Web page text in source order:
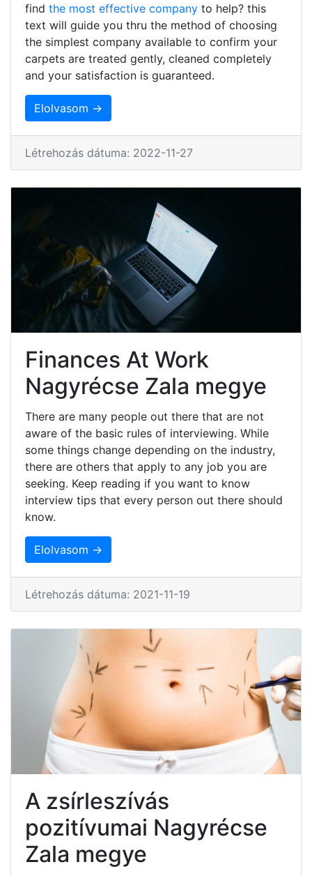
find the most effective company to help? this
text will guide you thru the method of choosing
the simplest company available to confirm your
carpets are treated gently, cleaned completely
and your satisfaction is guaranteed.
Elolvasom →
Létrehozás dátuma: 2022-11-27
Finances At Work
Nagyrécse Zala megye
There are many people out there that are not
aware of the basic rules of interviewing. While
some things change depending on the industry,
there are others that apply to any job you are
seeking. Keep reading if you want to know
interview tips that every person out there should
know.
Elolvasom →
Létrehozás dátuma: 2021-11-19
A zsírleszívás
pozitívumai Nagyrécse
Zala megye